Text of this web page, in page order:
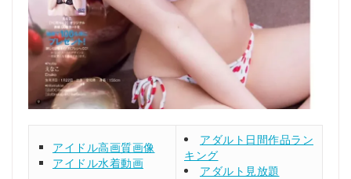
アイドル高画質画像
アイドル水着動画
アダルト日間作品ラン
キング
アダルト見放題